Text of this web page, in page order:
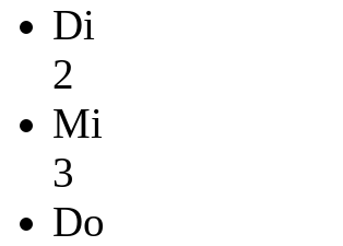
Di
2
Mi
3
Do